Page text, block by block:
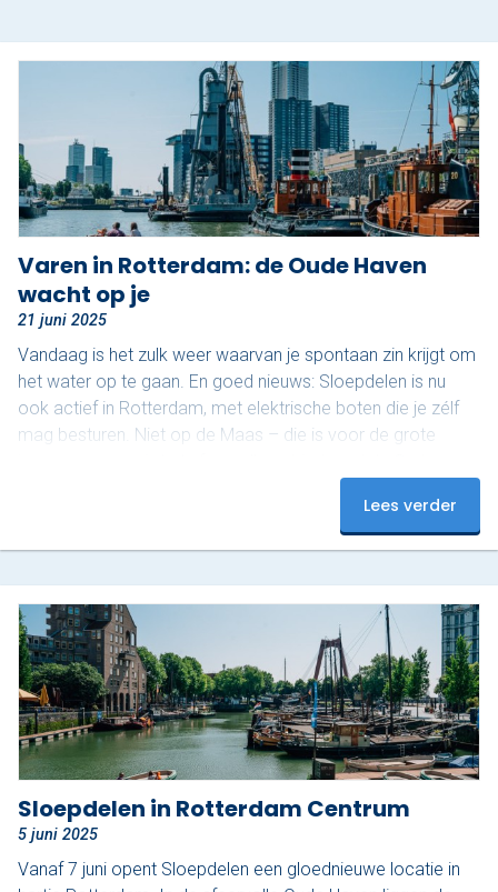
Over Sloepdelen
Veel gestelde vragen
Werken bij Sloepdelen
Algemene voorwaarden
Nu reserveren
Varen in Rotterdam: de Oude Haven
wacht op je
21 juni 2025
Vandaag is het zulk weer waarvan je spontaan zin krijgt om
het water op te gaan. En goed nieuws: Sloepdelen is nu
ook actief in Rotterdam, met elektrische boten die je zélf
mag besturen. Niet op de Maas – die is voor de grote
Haven. En dat maakt het juist zo relaxed. Ontdek het
mooiste stukje van Rotterdam De Oude Haven is een van
Lees verder
Sloepdelen in Rotterdam Centrum
5 juni 2025
Vanaf 7 juni opent Sloepdelen een gloednieuwe locatie in